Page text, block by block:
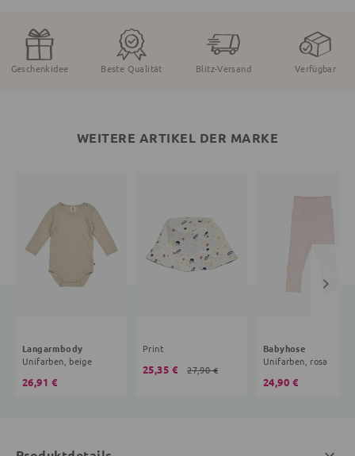
Geschenkidee Beste Qualität Blitz-Versand Verfügbar
WEITERE ARTIKEL DER MARKE
Langarmbody
Unifarben, beige
26,91 €
Print
25,35 € 27,90 €
Babyhose
Unifarben, rosa
24,90 €